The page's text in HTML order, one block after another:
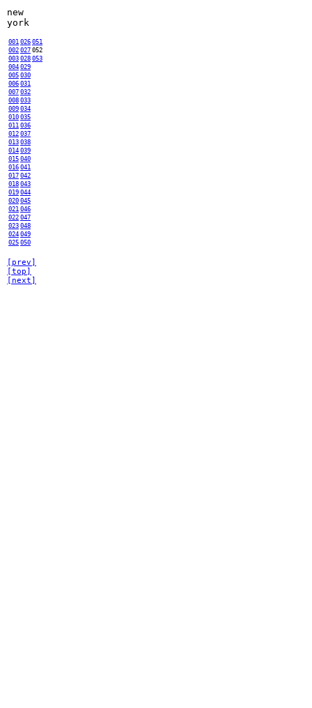
new
york
001 026 051
002 027 052
003 028 053
004 029
005 030
006 031
007 032
008 033
009 034
010 035
011 036
012 037
013 038
014 039
015 040
016 041
017 042
018 043
019 044
020 045
021 046
022 047
023 048
024 049
025 050
[prev]
[top]
[next]